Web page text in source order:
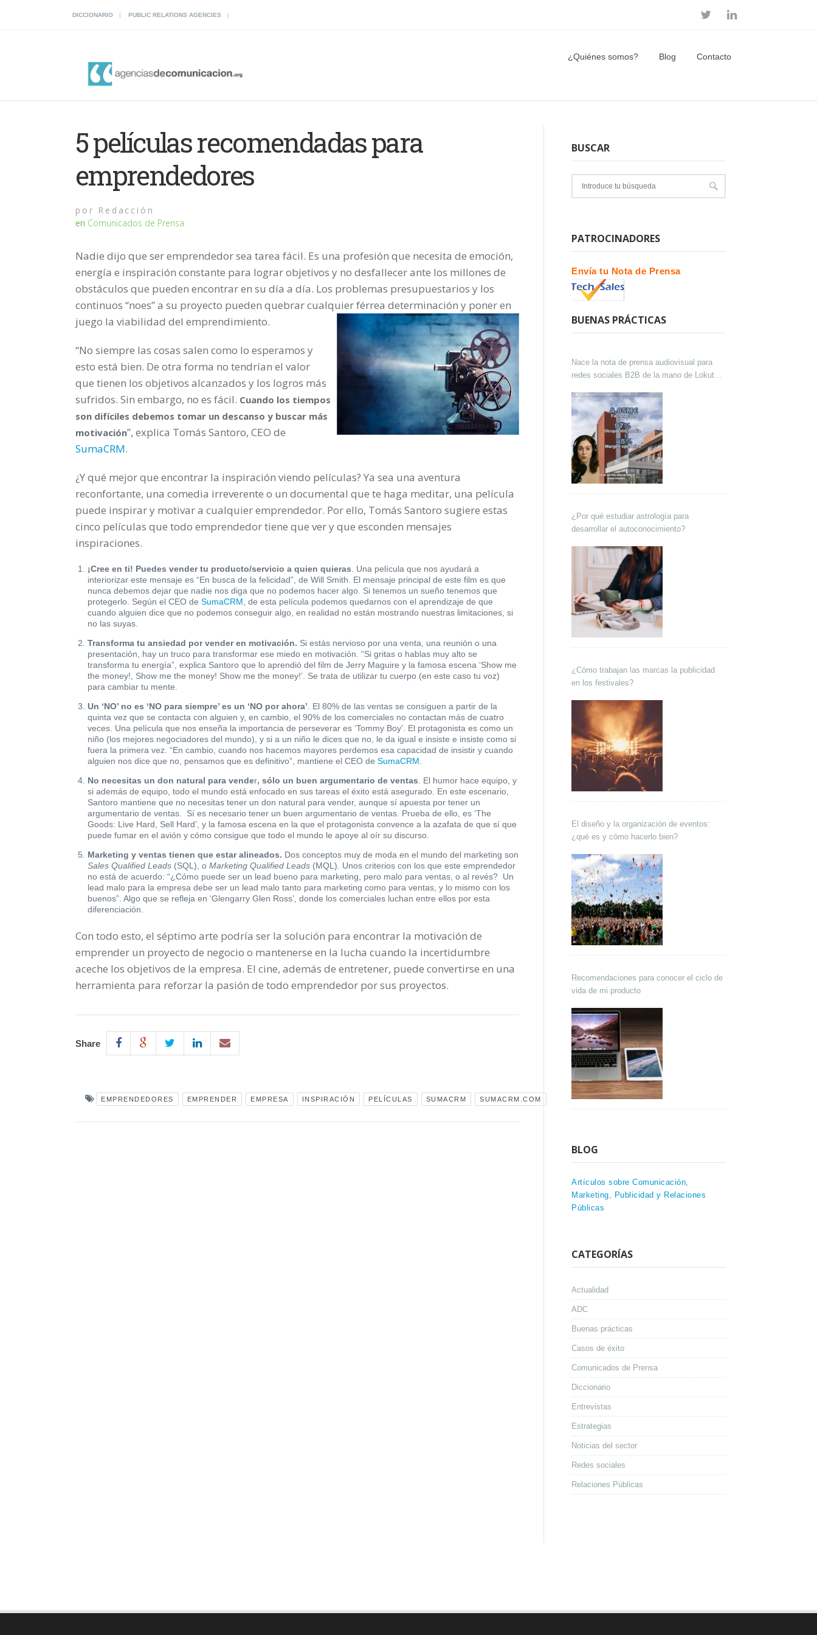
DICCIONARIO PUBLIC RELATIONS AGENCIES
¿Quiénes somos? Blog Contacto
5 películas recomendadas para
emprendedores
por Redacción
en Comunicados de Prensa
Nadie dijo que ser emprendedor sea tarea fácil. Es una profesión que necesita de emoción,
energía e inspiración constante para lograr objetivos y no desfallecer ante los millones de
obstáculos que pueden encontrar en su día a día. Los problemas presupuestarios y los
continuos “noes” a su proyecto pueden quebrar cualquier férrea determinación y poner en
juego la viabilidad del emprendimiento.
“No siempre las cosas salen como lo esperamos y
esto está bien. De otra forma no tendrían el valor
que tienen los objetivos alcanzados y los logros más
sufridos. Sin embargo, no es fácil. Cuando los tiempos
son difíciles debemos tomar un descanso y buscar más
motivación”, explica Tomás Santoro, CEO de
SumaCRM.
¿Y qué mejor que encontrar la inspiración viendo películas? Ya sea una aventura
reconfortante, una comedia irreverente o un documental que te haga meditar, una película
puede inspirar y motivar a cualquier emprendedor. Por ello, Tomás Santoro sugiere estas
cinco películas que todo emprendedor tiene que ver y que esconden mensajes
inspiraciones.
¡Cree en ti! Puedes vender tu producto/servicio a quien quieras . Una película que nos ayudará a
interiorizar este mensaje es “En busca de la felicidad”, de Will Smith. El mensaje principal de este film es que
nunca debemos dejar que nadie nos diga que no podemos hacer algo. Si tenemos un sueño tenemos que
protegerlo. Según el CEO de SumaCRM , de esta película podemos quedarnos con el aprendizaje de que
cuando alguien dice que no podemos conseguir algo, en realidad no están mostrando nuestras limitaciones, si
no las suyas.
Transforma tu ansiedad por vender en motivación. Si estás nervioso por una venta, una reunión o una
presentación, hay un truco para transformar ese miedo en motivación. “Si gritas o hablas muy alto se
transforma tu energía”, explica Santoro que lo aprendió del film de Jerry Maguire y la famosa escena ‘Show me
the money!, Show me the money! Show me the money!’. Se trata de utilizar tu cuerpo (en este caso tu voz)
para cambiar tu mente.
Un ‘NO’ no es ‘NO para siempre’ es un ‘NO por ahora’ . El 80% de las ventas se consiguen a partir de la
quinta vez que se contacta con alguien y, en cambio, el 90% de los comerciales no contactan más de cuatro
veces. Una película que nos enseña la importancia de perseverar es ‘Tommy Boy’. El protagonista es como un
niño (los mejores negociadores del mundo), y si a un niño le dices que no, le da igual e insiste e insiste como si
fuera la primera vez. “En cambio, cuando nos hacemos mayores perdemos esa capacidad de insistir y cuando
alguien nos dice que no, pensamos que es definitivo”, mantiene el CEO de SumaCRM
No necesitas un don natural para vender, sólo un buen argumentario de ventas . El humor hace equipo, y
si además de equipo, todo el mundo está enfocado en sus tareas el éxito está asegurado. En este escenario,
Santoro mantiene que no necesitas tener un don natural para vender, aunque sí apuesta por tener un
argumentario de ventas. Sí es necesario tener un buen argumentario de ventas. Prueba de ello, es ‘The
Goods: Live Hard, Sell Hard’, y la famosa escena en la que el protagonista convence a la azafata de que sí que
puede fumar en el avión y cómo consigue que todo el mundo le apoye al oír su discurso.
Marketing y ventas tienen que estar alineados. Dos conceptos muy de moda en el mundo del marketing son
Sales Qualified Leads (SQL), o Marketing Qualified Leads (MQL). Unos criterios con los que este emprendedor
no está de acuerdo: “¿Cómo puede ser un lead bueno para marketing, pero malo para ventas, o al revés? Un
lead malo para la empresa debe ser un lead malo tanto para marketing como para ventas, y lo mismo con los
buenos”. Algo que se refleja en ‘Glengarry Glen Ross’, donde los comerciales luchan entre ellos por esta
diferenciación.
Con todo esto, el séptimo arte podría ser la solución para encontrar la motivación de
emprender un proyecto de negocio o mantenerse en la lucha cuando la incertidumbre
aceche los objetivos de la empresa. El cine, además de entretener, puede convertirse en una
herramienta para reforzar la pasión de todo emprendedor por sus proyectos.
Share
EMPRENDEDORES EMPRENDER EMPRESA INSPIRACIÓN PELÍCULAS SUMACRM SUMACRM.COM
BUSCAR
PATROCINADORES
Envía tu Nota de Prensa
BUENAS PRÁCTICAS
Nace la nota de prensa audiovisual para
redes sociales B2B de la mano de Lokutor
¿Por qué estudiar astrología para
desarrollar el autoconocimiento?
¿Cómo trabajan las marcas la publicidad
en los festivales?
El diseño y la organización de eventos:
¿qué es y cómo hacerlo bien?
Recomendaciones para conocer el ciclo de
vida de mi producto
BLOG
Artículos sobre Comunicación,
Marketing, Publicidad y Relaciones
Públicas
CATEGORÍAS
Actualidad
ADC
Buenas prácticas
Casos de éxito
Comunicados de Prensa
Diccionario
Entrevistas
Estrategias
Noticias del sector
Redes sociales
Relaciones Públicas